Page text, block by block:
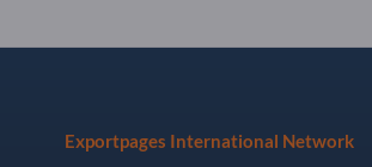
Exportpages International Network